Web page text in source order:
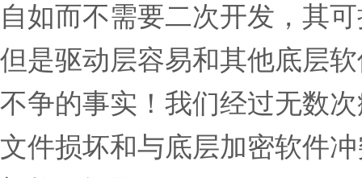
自如而不需要二次开发，其
但是驱动层容易和其他底层
不争的事实！我们经过无数
文件损坏和与底层加密软件